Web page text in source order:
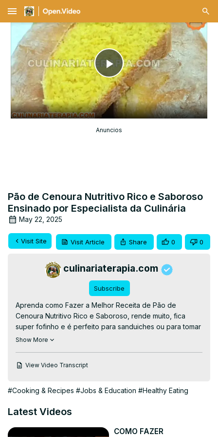
menu
Play
Video
Anuncios
Pão de Cenoura Nutritivo Rico e Saboroso
Ensinado por Especialista da Culinária
May 22, 2025
Visit Site Visit Article Share 0 0
culinariaterapia.com
Subscribe
Aprenda como Fazer a Melhor Receita de Pão de
Cenoura Nutritivo Rico e Saboroso, rende muito, fica
super fofinho e é perfeito para sanduiches ou para tomar
com café. Veja essa e outras receitas, dicas e cursos
rico-e-saboroso/
#pao
Show More
View Video Transcript
#Cooking & Recipes #Jobs & Education #Healthy Eating
Latest Videos
COMO FAZER